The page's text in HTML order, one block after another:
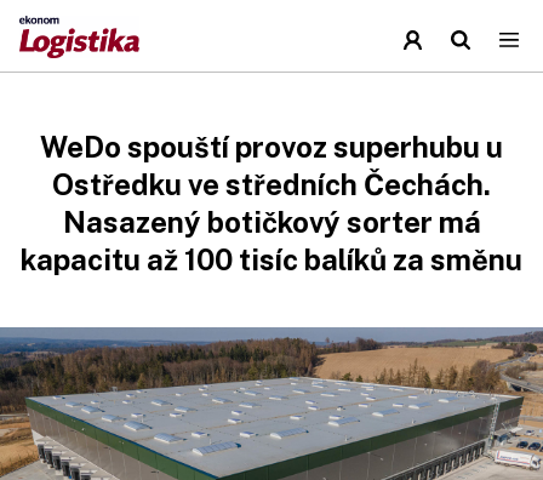
WeDo spouští provoz superhubu u
Ostředku ve středních Čechách.
Nasazený botičkový sorter má
kapacitu až 100 tisíc balíků za směnu